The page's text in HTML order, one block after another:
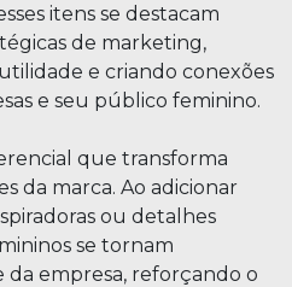
itens se destacam
de marketing,
e criando conexões
e seu público feminino.
que transforma
da marca. Ao adicionar
ou detalhes
se tornam
da empresa, reforçando o